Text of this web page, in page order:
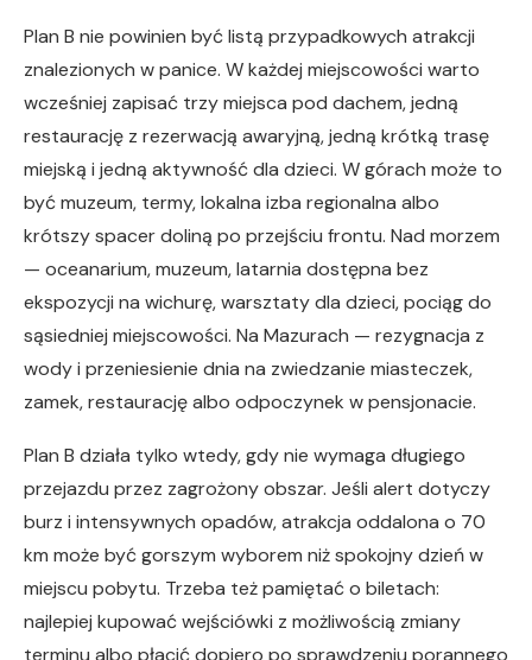
Plan B nie powinien być listą przypadkowych atrakcji
znalezionych w panice. W każdej miejscowości warto
wcześniej zapisać trzy miejsca pod dachem, jedną
restaurację z rezerwacją awaryjną, jedną krótką trasę
miejską i jedną aktywność dla dzieci. W górach może to
być muzeum, termy, lokalna izba regionalna albo
krótszy spacer doliną po przejściu frontu. Nad morzem
— oceanarium, muzeum, latarnia dostępna bez
ekspozycji na wichurę, warsztaty dla dzieci, pociąg do
sąsiedniej miejscowości. Na Mazurach — rezygnacja z
wody i przeniesienie dnia na zwiedzanie miasteczek,
zamek, restaurację albo odpoczynek w pensjonacie.
Plan B działa tylko wtedy, gdy nie wymaga długiego
przejazdu przez zagrożony obszar. Jeśli alert dotyczy
burz i intensywnych opadów, atrakcja oddalona o 70
km może być gorszym wyborem niż spokojny dzień w
miejscu pobytu. Trzeba też pamiętać o biletach:
najlepiej kupować wejściówki z możliwością zmiany
terminu albo płacić dopiero po sprawdzeniu porannego